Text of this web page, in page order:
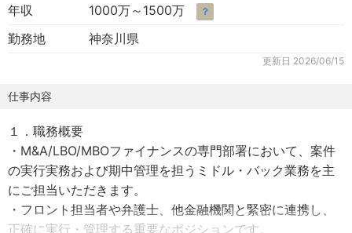
年収
1000万～1500万 ？
勤務地 神奈川県
更新日 2026/06/15
仕事内容
１．職務概要
・M&A/LBO/MBOファイナンスの専門部署において、案件
の実行実務および期中管理を担うミドル・バック業務を主
にご担当いただきます。
・フロント担当者や弁護士、他金融機関と緊密に連携し、
正確に実行・管理する重要なポジションです。